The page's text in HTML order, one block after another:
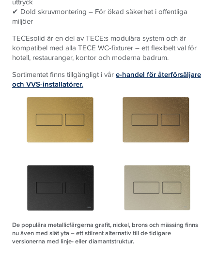
✔ Dold skruvmontering – För ökad säkerhet i offentliga
miljöer
TECEsolid är en del av TECE:s modulära system och är
kompatibel med alla TECE WC-fixturer – ett flexibelt val för
hotell, restauranger, kontor och moderna badrum.
Sortimentet finns tillgängligt i våre-handel för återförsäljare
och VVS-installatörer.
De populära metallicfärgerna grafit, nickel, brons och mässing finns
nu även med slät yta – ett stilrent alternativ till de tidigare
versionerna med linje- eller diamantstruktur.